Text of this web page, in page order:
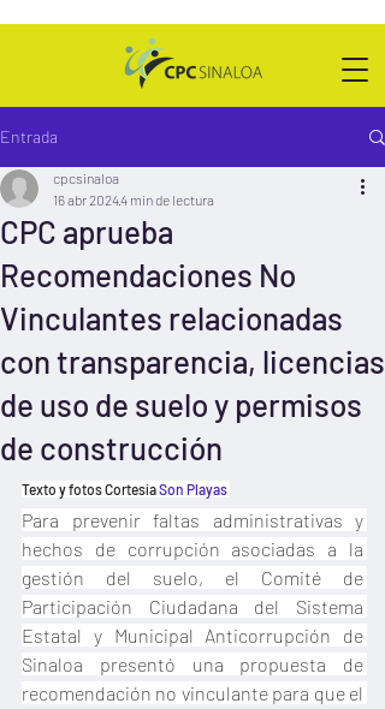
Entrada
CPC aprueba
Recomendaciones No
Vinculantes relacionadas
con transparencia, licencias
de uso de suelo y permisos
de construcción
cpcsinaloa
16 abr 20244 min de lectura
Texto y fotos Cortesía Son Playas
Para prevenir faltas administrativas y
hechos de corrupción asociadas a la
gestión del suelo, el Comité de
Participación Ciudadana del Sistema
Estatal y Municipal Anticorrupción de
Sinaloa presentó una propuesta de
recomendación no vinculante para que el